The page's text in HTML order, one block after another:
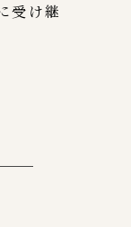
受け継